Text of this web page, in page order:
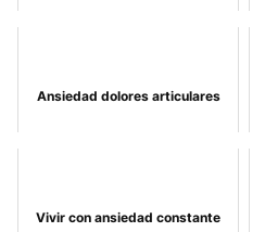
Ansiedad dolores articulares
Vivir con ansiedad constante